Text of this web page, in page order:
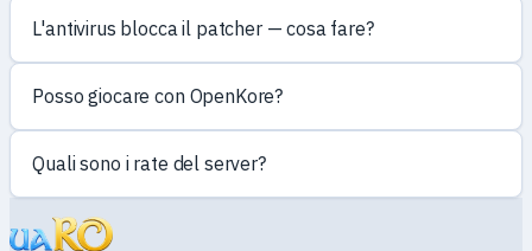
L'antivirus blocca il patcher — cosa fare?
Posso giocare con OpenKore?
Quali sono i rate del server?